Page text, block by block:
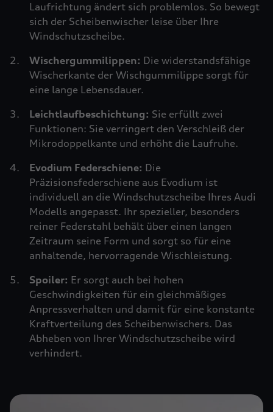
Laufrichtung ändert sich problemlos. So bewegt
sich der Scheibenwischer leise über Ihre
Windschutzscheibe.
Wischergummilippen: Die widerstandsfähige
Wischerkante der Wischgummilippe sorgt für
eine lange Lebensdauer.
Leichtlaufbeschichtung: Sie erfüllt zwei
Funktionen: Sie verringert den Verschleiß der
Mikrodoppelkante und erhöht die Laufruhe.
Evodium Federschiene: Die
Präzisionsfederschiene aus Evodium ist
individuell an die Windschutzscheibe Ihres Audi
Modells angepasst. Ihr spezieller, besonders
reiner Federstahl behält über einen langen
Zeitraum seine Form und sorgt so für eine
anhaltende, hervorragende Wischleistung.
Spoiler: Er sorgt auch bei hohen
Geschwindigkeiten für ein gleichmäßiges
Anpressverhalten und damit für eine konstante
Kraftverteilung des Scheibenwischers. Das
Abheben von Ihrer Windschutzscheibe wird
verhindert.